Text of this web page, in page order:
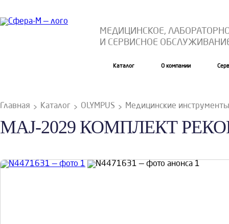
МЕДИЦИНСКОЕ,
И СЕРВИСНОЕ
Каталог О компании
Главная Каталог OLYMPUS Медицинские инструменты
MAJ-2029 КОМПЛЕКТ